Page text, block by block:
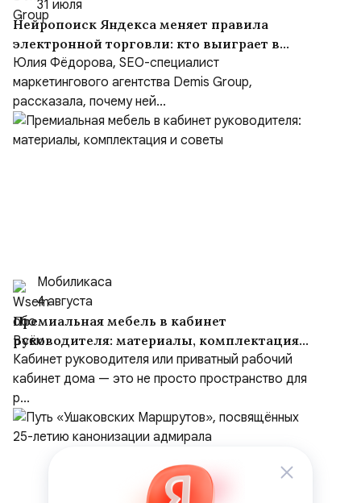
31 июля
Нейропоиск Яндекса меняет правила
электронной торговли: кто выиграет в
борьбе за покупателя
Юлия Фёдорова, SEO-специалист
маркетингового агентства Demis Group,
рассказала, почему ней...
Мобиликаса
4 августа
Премиальная мебель в кабинет
руководителя: материалы, комплектация
и советы
Кабинет руководителя или приватный рабочий
кабинет дома — это не просто пространство для
р...